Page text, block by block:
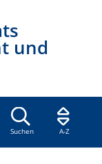
und
Suchen A-Z